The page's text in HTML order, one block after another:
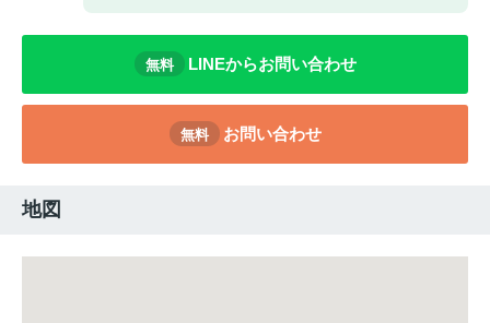
無料 LINEからお問い合わせ
無料 お問い合わせ
地図